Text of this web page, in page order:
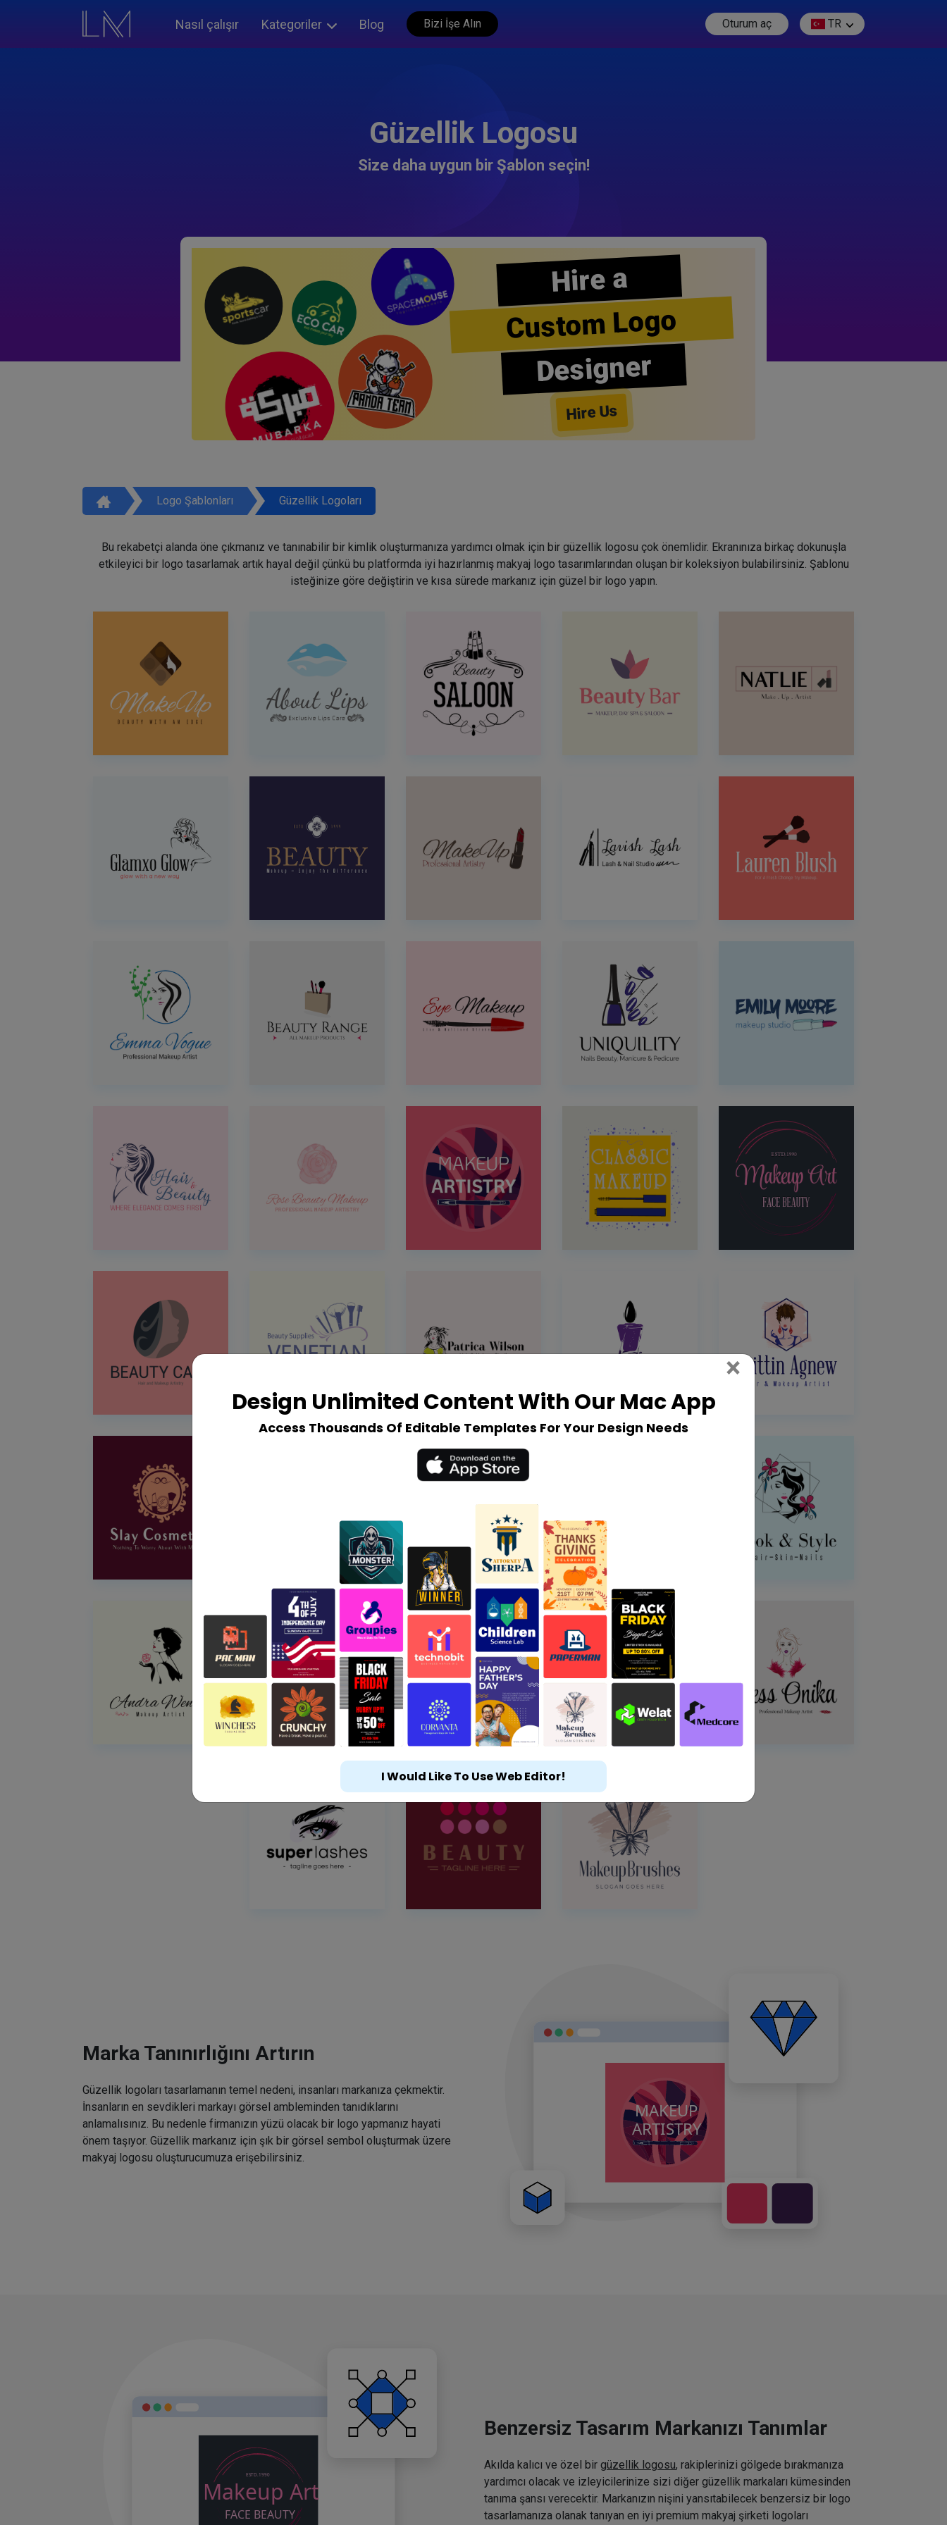
Nasıl çalışır Kategoriler Blog Bizi İşe Alın Oturum aç TR
Güzellik Logosu
Size daha uygun bir Şablon seçin!
Hire a
Custom Logo
Designer
Hire Us
Logo Şablonları Güzellik Logoları
Bu rekabetçi alanda öne çıkmanız ve tanınabilir bir kimlik oluşturmanıza yardımcı olmak için bir güzellik logosu çok önemlidir. Ekranınıza birkaç dokunuşla
etkileyici bir logo tasarlamak artık hayal değil çünkü bu platformda iyi hazırlanmış makyaj logo tasarımlarından oluşan bir koleksiyon bulabilirsiniz. Şablonu
isteğinize göre değiştirin ve kısa sürede markanız için güzel bir logo yapın.
Marka Tanınırlığını Artırın
Güzellik logoları tasarlamanın temel nedeni, insanları markanıza çekmektir.
İnsanların en sevdikleri markayı görsel ambleminden tanıdıklarını
anlamalısınız. Bu nedenle firmanızın yüzü olacak bir logo yapmanız hayati
önem taşıyor. Güzellik markanız için şık bir görsel sembol oluşturmak üzere
makyaj logosu oluşturucumuza erişebilirsiniz.
Benzersiz Tasarım Markanızı Tanımlar
Akılda kalıcı ve özel bir güzellik logosu, rakiplerinizi gölgede bırakmanıza
yardımcı olacak ve izleyicilerinize sizi diğer güzellik markaları kümesinden
tanıma şansı verecektir. Markanızın nişini yansıtabilecek benzersiz bir logo
tasarlamanıza olanak tanıyan en iyi premium makyaj şirketi logoları
Design Unlimited Content With Our Mac App
Access Thousands Of Editable Templates For Your Design Needs
× Close
I Would Like To Use Web Editor!